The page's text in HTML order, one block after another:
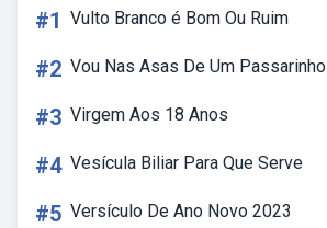
#1 Vulto Branco é Bom Ou Ruim
#2 Vou Nas Asas De Um Passarinho
#3 Virgem Aos 18 Anos
#4 Vesícula Biliar Para Que Serve
#5 Versículo De Ano Novo 2023